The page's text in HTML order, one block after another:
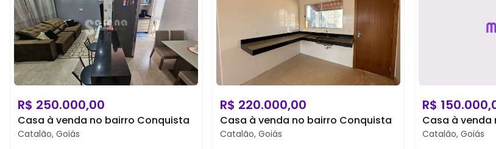
R$ 250.000,00
Casa à venda no bairro Conquista
Catalão, Goiás
R$ 220.000,00
Casa à venda no bairro Conquista
Catalão, Goiás
R$
Casa à
Catalão, Goiás